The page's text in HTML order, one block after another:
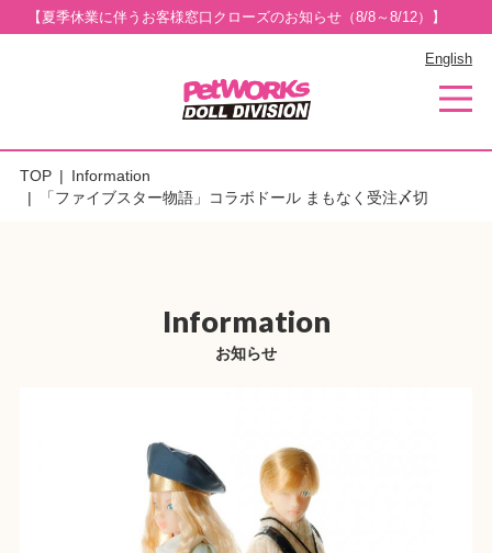
【夏季休業に伴うお客様窓口クローズのお知らせ（8/8～8/12）】
English
TOP
Information
「ファイブスター物語」コラボドール まもなく受注〆切
Information
お知らせ